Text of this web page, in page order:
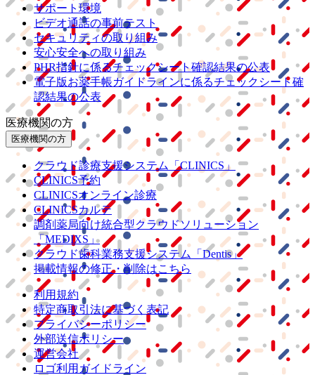
サポート環境
ビデオ通話の事前テスト
セキュリティの取り組み
安心安全への取り組み
PHR指針に係るチェックシート確認結果の公表
電子版お薬手帳ガイドラインに係るチェックシート確
認結果の公表
医療機関の方
医療機関の方
クラウド診療支援システム
「CLINICS」
CLINICS予約
CLINICSオンライン診療
CLINICSカルテ
調剤薬局向け統合型クラウドソリューション
「MEDIXS」
クラウド歯科業務支援システム
「Dentis」
掲載情報の修正・削除はこちら
利用規約
特定商取引法に基づく表記
プライバシーポリシー
外部送信ポリシー
運営会社
ロゴ利用ガイドライン